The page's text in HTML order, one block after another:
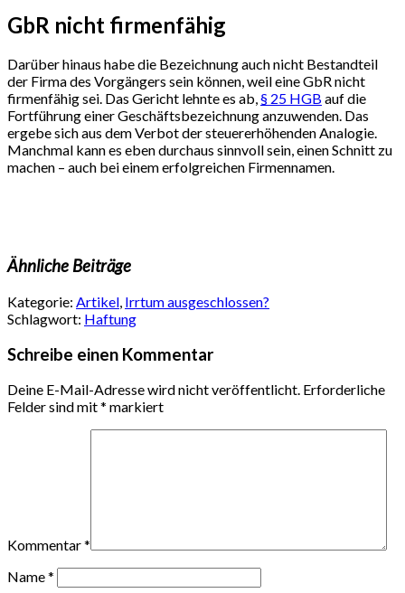
GbR nicht firmenfähig
Darüber hinaus habe die Bezeichnung auch nicht Bestandteil
der Firma des Vorgängers sein können, weil eine GbR nicht
firmenfähig sei. Das Gericht lehnte es ab,§ 25 HGB auf die
Fortführung einer Geschäftsbezeichnung anzuwenden. Das
ergebe sich aus dem Verbot der steuererhöhenden Analogie.
Manchmal kann es eben durchaus sinnvoll sein, einen Schnitt zu
machen – auch bei einem erfolgreichen Firmennamen.
Ähnliche Beiträge
Kategorie: Artikel, Irrtum ausgeschlossen?
Schlagwort: Haftung
Schreibe einen Kommentar
Deine E-Mail-Adresse wird nicht veröffentlicht. Erforderliche
Felder sind mit* markiert
Kommentar*
Name*